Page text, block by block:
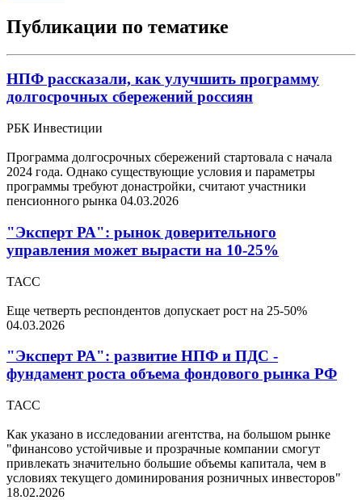
Публикации по тематике
НПФ рассказали, как улучшить программу
долгосрочных сбережений россиян
РБК Инвестиции
Программа долгосрочных сбережений стартовала с начала
2024 года. Однако существующие условия и параметры
программы требуют донастройки, считают участники
пенсионного рынка 04.03.2026
"Эксперт РА": рынок доверительного
управления может вырасти на 10-25%
ТАСС
Еще четверть респондентов допускает рост на 25-50%
04.03.2026
"Эксперт РА": развитие НПФ и ПДС -
фундамент роста объема фондового рынка РФ
ТАСС
Как указано в исследовании агентства, на большом рынке
"финансово устойчивые и прозрачные компании смогут
привлекать значительно большие объемы капитала, чем в
условиях текущего доминирования розничных инвесторов"
18.02.2026